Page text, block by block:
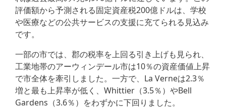
評価額から予測される固定資産税200億ドルは、学校
や医療などの公共サービスの支援に充てられる見込み
です。
一部の市では、郡の税率を上回る引き上げも見られ、
工業地帯のアーウィンデール市は10％の資産価値上昇
で市全体を牽引しました。一方で、La Verneは2.3％
増と最も上昇率が低く、Whittier（3.5％）やBell
Gardens（3.6％）をわずかに下回りました。